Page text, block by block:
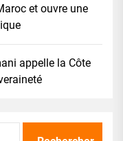
et ouvre une
appelle la Côte